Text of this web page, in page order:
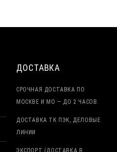
ДОСТАВКА
СРОЧНАЯ ДОСТАВКА ПО
МОСКВЕ И МО — ДО 2 ЧАСОВ.
ДОСТАВКА ТК ПЭК, ДЕЛОВЫЕ
ЛИНИИ